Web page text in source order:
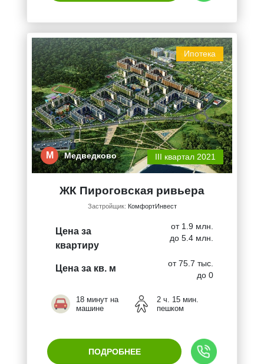
Ипотека
М Медведково III квартал 2021
ЖК Пироговская ривьера
Застройщик: КомфортИнвест
Цена за
квартиру
от 1.9 млн.
до 5.4 млн.
Цена за кв. м
от 75.7 тыс.
до 0
18 минут на
машине
2 ч. 15 мин.
пешком
ПОДРОБНЕЕ